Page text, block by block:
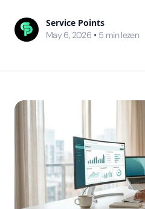
Service Points
May 6, 2026 • 5 min lezen